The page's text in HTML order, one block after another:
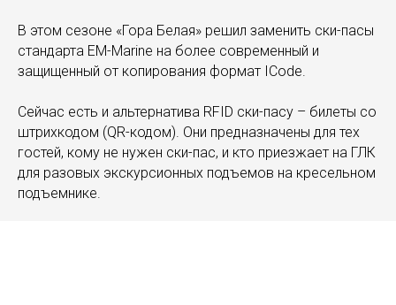
В этом сезоне «Гора Белая» решил заменить ски-пасы
стандарта EM-Marine на более современный и
защищенный от копирования формат ICode.
Сейчас есть и альтернатива RFID ски-пасу – билеты со
штрихкодом (QR-кодом). Они предназначены для тех
гостей, кому не нужен ски-пас, и кто приезжает на ГЛК
для разовых экскурсионных подъемов на кресельном
подъемнике.